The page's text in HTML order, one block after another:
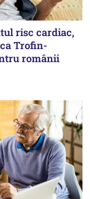
risc cardiac,
Trofin-
românii